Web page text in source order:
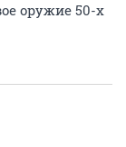
оружие 50-х